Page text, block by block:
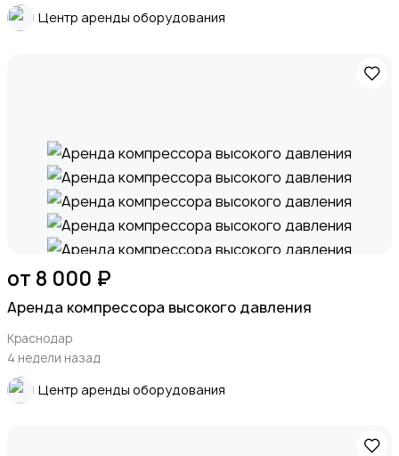
Центр аренды оборудования
от 8 000 ₽
Аренда компрессора высокого давления
Краснодар
4 недели назад
Центр аренды оборудования